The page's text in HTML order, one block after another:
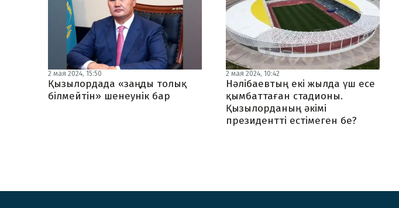
2 мая 2024, 15:50
Қызылордада «заңды толық
білмейтін» шенеунік бар
2 мая 2024, 10:42
Нәлібаевтың екі жылда үш есе
қымбаттаған стадионы.
Қызылорданың әкімі
президентті естімеген бе?